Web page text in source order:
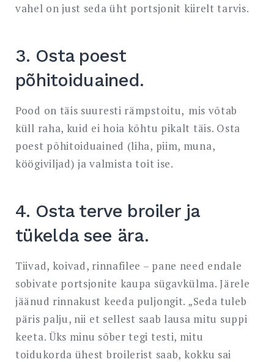
vahel on just seda üht portsjonit kiirelt tarvis.
3. Osta poest
põhitoiduained.
Pood on täis suuresti rämpstoitu, mis võtab
küll raha, kuid ei hoia kõhtu pikalt täis. Osta
poest põhitoiduained (liha, piim, muna,
köögiviljad) ja valmista toit ise.
4. Osta terve broiler ja
tükelda see ära.
Tiivad, koivad, rinnafilee – pane need endale
sobivate portsjonite kaupa sügavkülma. Järele
jäänud rinnakust keeda puljongit. „Seda tuleb
päris palju, nii et sellest saab lausa mitu suppi
keeta. Üks minu sõber tegi testi, mitu
toidukorda ühest broilerist saab, kokku sai